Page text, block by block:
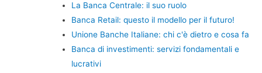
La Banca Centrale: il suo ruolo
Banca Retail: questo il modello per il futuro!
Unione Banche Italiane: chi c'è dietro e cosa fa
Banca di investimenti: servizi fondamentali e
lucrativi